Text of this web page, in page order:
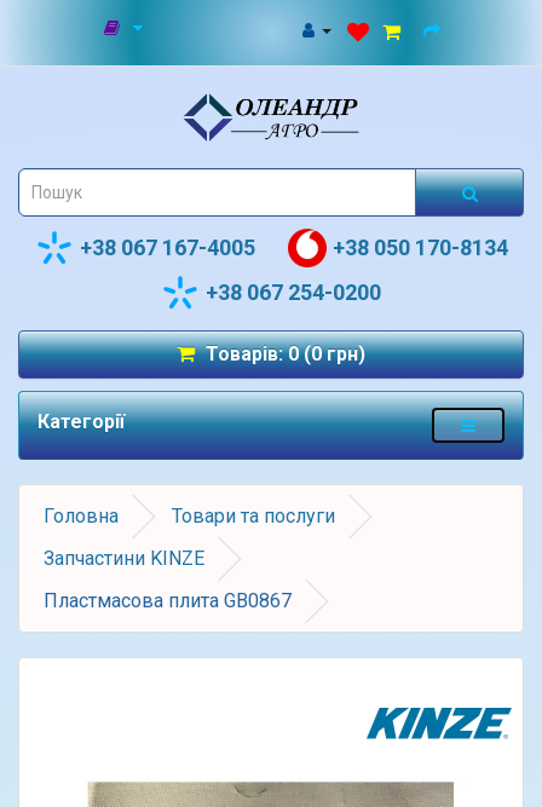
+38 067 167-4005
+38 050 170-8134
+38 067 254-0200
Товарів: 0 (0 грн)
Категорії
Головна
Товари та послуги
Запчастини KINZE
Пластмасова плита GB0867